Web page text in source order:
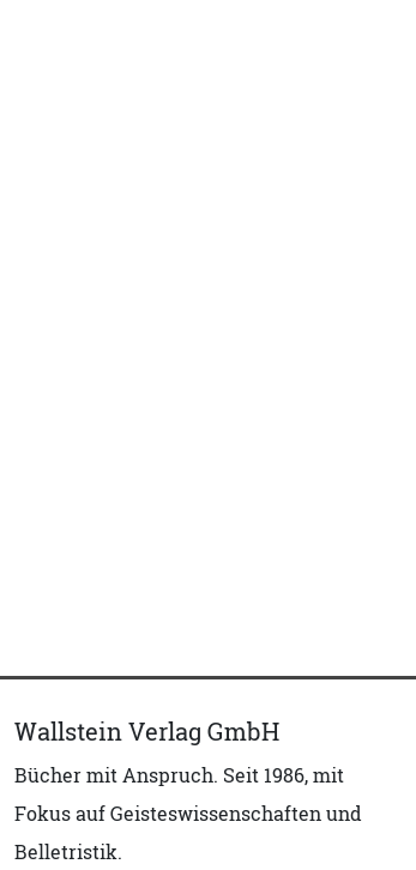
Wallstein Verlag GmbH
Bücher mit Anspruch. Seit 1986, mit
Fokus auf Geisteswissenschaften und
Belletristik.